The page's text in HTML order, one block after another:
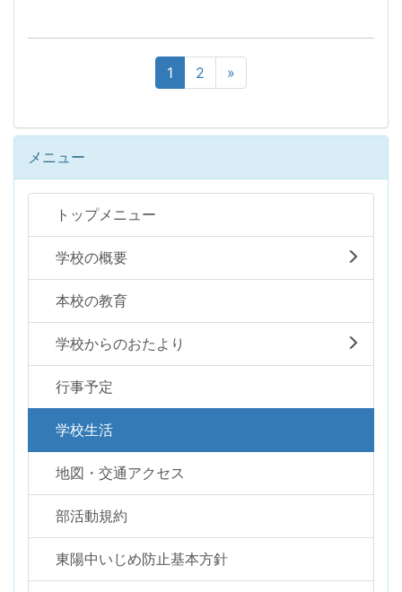
1 2 »
メニュー
トップメニュー
学校の概要
本校の教育
学校からのおたより
行事予定
学校生活
地図・交通アクセス
部活動規約
東陽中いじめ防止基本方針